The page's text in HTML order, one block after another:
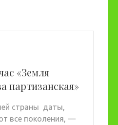
«Земля
партизанская»
страны даты,
все поколения, —